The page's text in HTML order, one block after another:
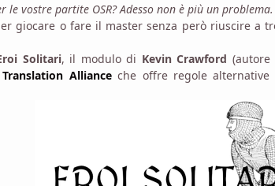
vostre partite OSR? Adesso non è più un problema.
giocare o fare il master senza però riuscire a
Solitari, il modulo di Kevin Crawford
Alliance che offre regole